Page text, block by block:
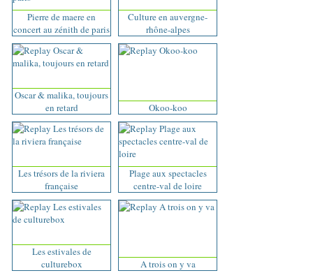
Pierre de maere en
concert au zénith de paris
Culture en auvergne-
rhône-alpes
Oscar & malika, toujours
en retard
Okoo-koo
Les trésors de la riviera
française
Plage aux spectacles
centre-val de loire
Les estivales de
culturebox
A trois on y va